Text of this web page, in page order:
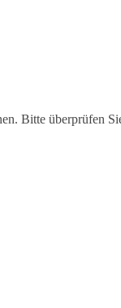
Bitte überprüfen